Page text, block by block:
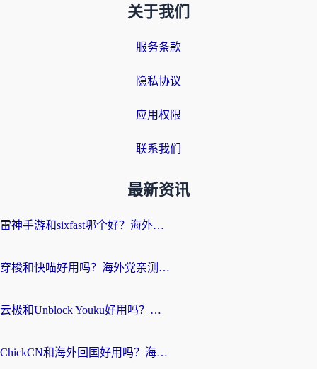
关于我们
服务条款
隐私协议
应用权限
联系我们
最新资讯
雷神手游和sixfast哪个好？海外党亲测3款回国加速器，教你选对不踩坑
穿梭和快喵好用吗？海外党亲测：小众加速器对比+番茄加速器深度体验
云极和Unblock Youku好用吗？海外党亲测+2026回国加速器避坑指南
ChickCN和海外回国好用吗？海外党2026亲测：从手游到影音，选对加速器的3个关键